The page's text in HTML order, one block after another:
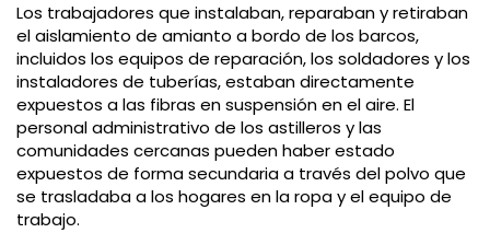
Los trabajadores que instalaban, reparaban y retiraban
el aislamiento de amianto a bordo de los barcos,
incluidos los equipos de reparación, los soldadores y los
instaladores de tuberías, estaban directamente
expuestos a las fibras en suspensión en el aire. El
personal administrativo de los astilleros y las
comunidades cercanas pueden haber estado
expuestos de forma secundaria a través del polvo que
se trasladaba a los hogares en la ropa y el equipo de
trabajo.